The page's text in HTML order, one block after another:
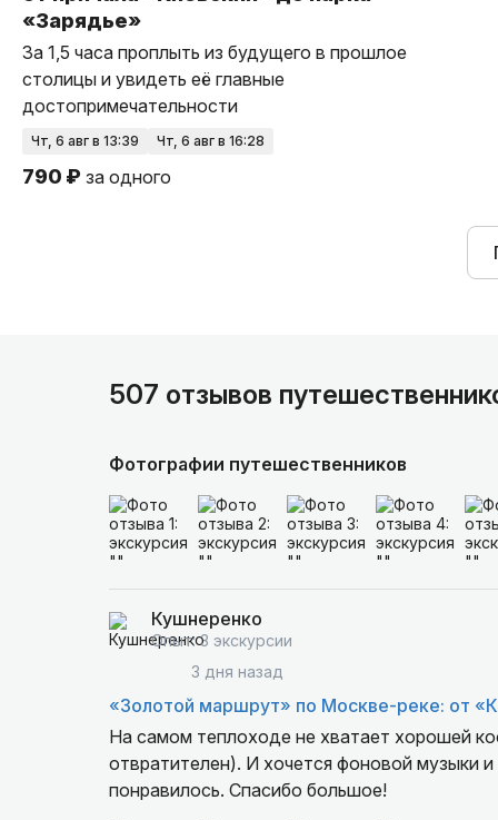
«Зарядье»
За 1,5 часа проплыть из будущего в прошлое
столицы и увидеть её главные
достопримечательности
чт, 6 авг в 13:39 чт, 6 авг в 16:28
790 ₽ за одного
507 отзывов
Фотографии путешественников
Кушнеренко
Опыт: 3 экскурсии
3 дня назад
«Золотой маршрут» по Москве-реке: от
На самом теплоходе не хватает хорошей
отвратителен). И хочется фоновой музыки
понравилось. Спасибо большое!